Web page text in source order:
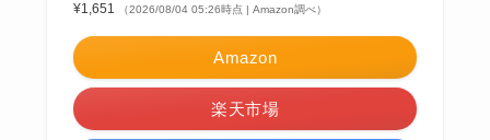
¥1,651
（2026/08/04 05:26時点 | Amazon調べ）
Amazon
楽天市場